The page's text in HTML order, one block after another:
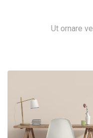
Ut ornare